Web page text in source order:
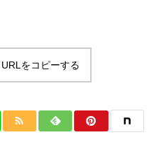
をコピーする